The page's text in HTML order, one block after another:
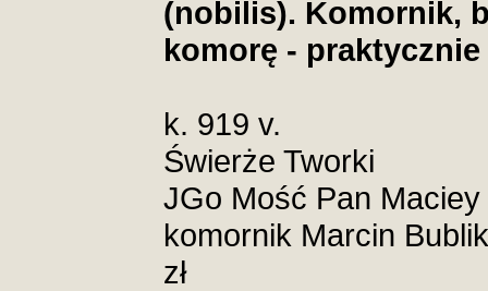
(nobilis). Komornik,
komorę - praktycznie
k. 919 v.
Świerże Tworki
JGo Mość Pan Maciey
komornik Marcin
zł